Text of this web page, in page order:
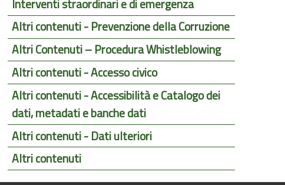
Interventi straordinari e di emergenza
Altri contenuti - Prevenzione della Corruzione
Altri Contenuti – Procedura Whistleblowing
Altri contenuti - Accesso civico
Altri contenuti - Accessibilità e Catalogo dei
dati, metadati e banche dati
Altri contenuti - Dati ulteriori
Altri contenuti